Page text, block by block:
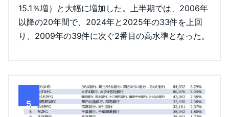
15.1％増）と大幅に増加した。上半期では、2006年
以降の20年間で、2024年と2025年の33件を上回
り、2009年の39件に次ぐ2番目の高水準となった。
5